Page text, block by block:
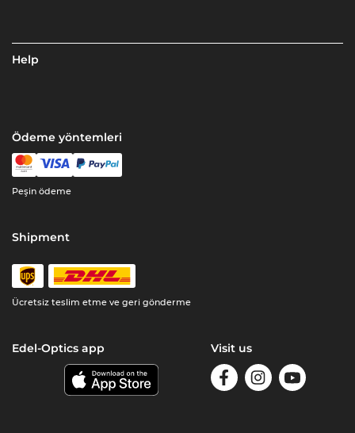
Help
Ödeme yöntemleri
Peşin ödeme
Shipment
Ücretsiz teslim etme ve geri gönderme
Edel-Optics app Visit us